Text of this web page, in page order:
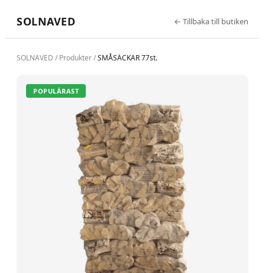
SOLNAVED ← Tillbaka till butiken
SOLNAVED / Produkter/SMÅSÄCKAR 77st.
POPULÄRAST